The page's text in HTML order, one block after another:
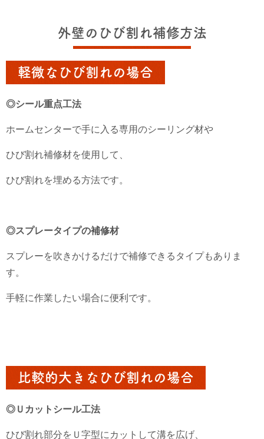
外壁のひび割れ補修方法
軽微なひび割れの場合
◎シール重点工法
ホームセンターで手に入る専用のシーリング材や
ひび割れ補修材を使用して、
ひび割れを埋める方法です。
◎スプレータイプの補修材
スプレーを吹きかけるだけで補修できるタイプもありま
す。
手軽に作業したい場合に便利です。
比較的大きなひび割れの場合
◎Ｕカットシール工法
ひび割れ部分をＵ字型にカットして溝を広げ、